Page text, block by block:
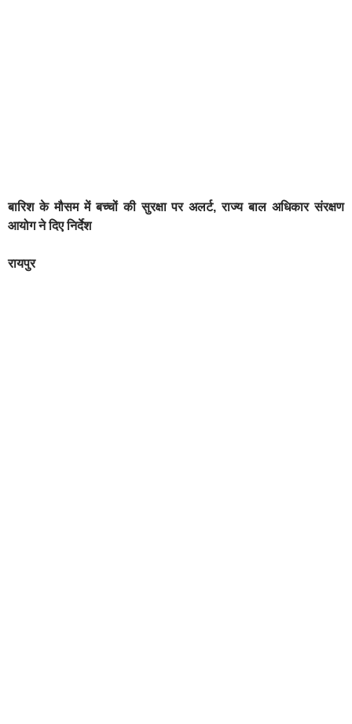
बारिश के मौसम में बच्चों की सुरक्षा पर अलर्ट, राज्य बाल अधिकार संरक्षण
आयोग ने दिए निर्देश
रायपुर